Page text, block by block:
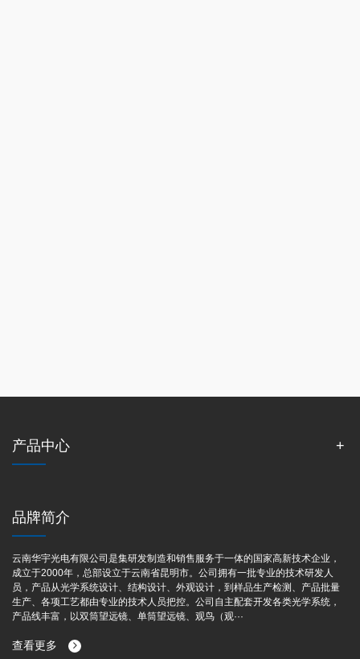
产品中心
品牌简介
云南华宇光电有限公司是集研发制造和销售服务于一体的国家高新技术企业，
成立于2000年，总部设立于云南省昆明市。公司拥有一批专业的技术研发人
员，产品从光学系统设计、结构设计、外观设计，到样品生产检测、产品批量
生产、各项工艺都由专业的技术人员把控。公司自主配套开发各类光学系统，
产品线丰富，以双筒望远镜、单筒望远镜、观鸟（观···
查看更多